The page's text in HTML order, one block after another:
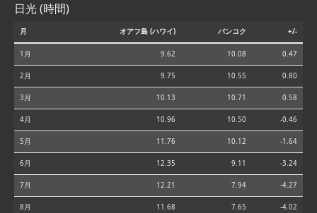
日光 (時間)
月 オアフ島 (ハワイ) バンコク +/-
1月 9.62 10.08 0.47
2月 9.75 10.55 0.80
3月 10.13 10.71 0.58
4月 10.96 10.50 -0.46
5月 11.76 10.12 -1.64
6月 12.35 9.11 -3.24
7月 12.21 7.94 -4.27
8月 11.68 7.65 -4.02